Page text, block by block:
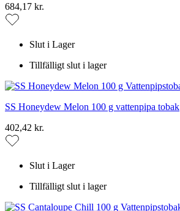
684,17 kr.
Slut i Lager
Tillfälligt slut i lager
SS Honeydew Melon 100 g vattenpipa tobak
402,42 kr.
Slut i Lager
Tillfälligt slut i lager